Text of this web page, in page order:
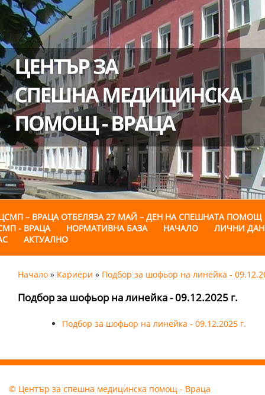
– ВРАЦА ОТБЕЛЯЗА 27 МАЙ – ДЕН НА СПЕШНАТА ПОМОЩ
- ВРАЦА
НОРМАТИВНА БАЗА НАЧАЛО
ЛИЧНИ
АКТУАЛНО
Начало » Кариери » Подбор за шофьор на линейка -
Подбор за шофьор на линейка - 09.12.2025 г.
Подбор за шофьор на линейка - 09.12.2025 г.
© Център за спешна медицинска помощ - Враца